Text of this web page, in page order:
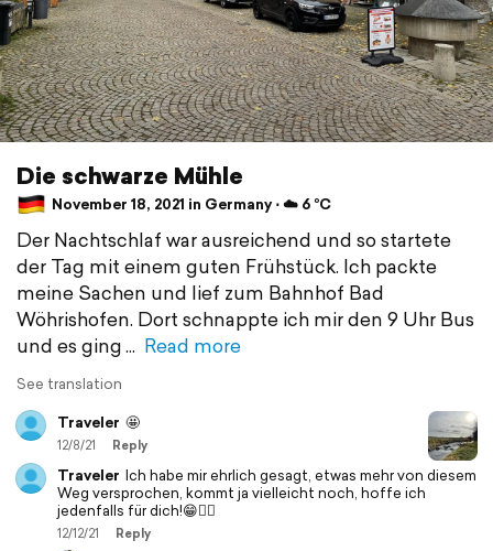
Die schwarze Mühle
November 18, 2021 in Germany ⋅ ☁️ 6 °C
Der Nachtschlaf war ausreichend und so startete
der Tag mit einem guten Frühstück. Ich packte
meine Sachen und lief zum Bahnhof Bad
Wöhrishofen. Dort schnappte ich mir den 9 Uhr Bus
und es ging
Read more
See translation
Traveler 🤩
12/8/21 Reply
Traveler Ich habe mir ehrlich gesagt, etwas mehr von diesem
Weg versprochen, kommt ja vielleicht noch, hoffe ich
jedenfalls für dich!😁🙋‍♂️
12/12/21 Reply